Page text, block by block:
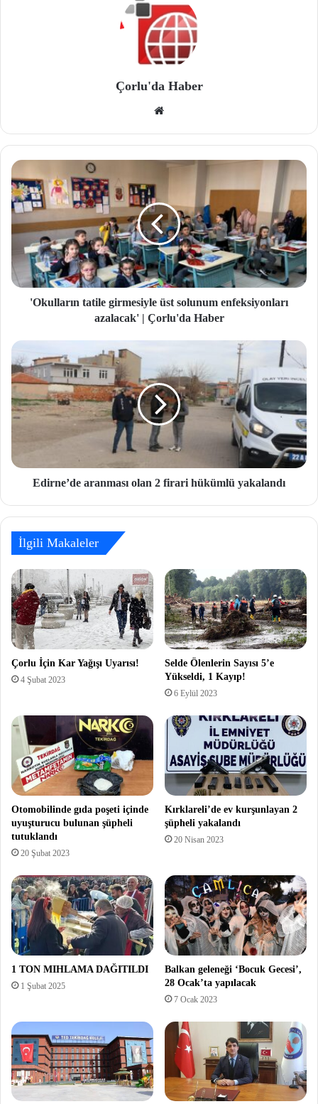
Çorlu'da Haber
site
si
'Okulların tatile girmesiyle üst solunum enfeksiyonları
azalacak' | Çorlu'da Haber
Edirne’de aranması olan 2 firari hükümlü yakalandı
İlgili Makaleler
Çorlu İçin Kar Yağışı Uyarısı!
4 Şubat 2023
Selde Ölenlerin Sayısı 5’e
Yükseldi, 1 Kayıp!
6 Eylül 2023
Otomobilinde gıda poşeti içinde
uyuşturucu bulunan şüpheli
tutuklandı
20 Şubat 2023
Kırklareli’de ev kurşunlayan 2
şüpheli yakalandı
20 Nisan 2023
1 TON MIHLAMA DAĞITILDI
1 Şubat 2025
Balkan geleneği ‘Bocuk Gecesi’,
28 Ocak’ta yapılacak
7 Ocak 2023